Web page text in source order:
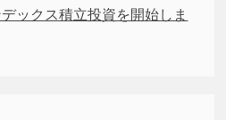
ックス積立投資を開始しま